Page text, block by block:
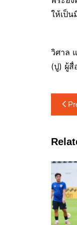
ให้เป็
วิศาล
(ปู) ผู้สื่
แ
เรื่